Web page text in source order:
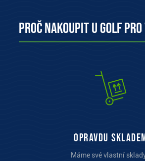
Proč nakoupit u Golf pro
opravdu
Máme své vlastní